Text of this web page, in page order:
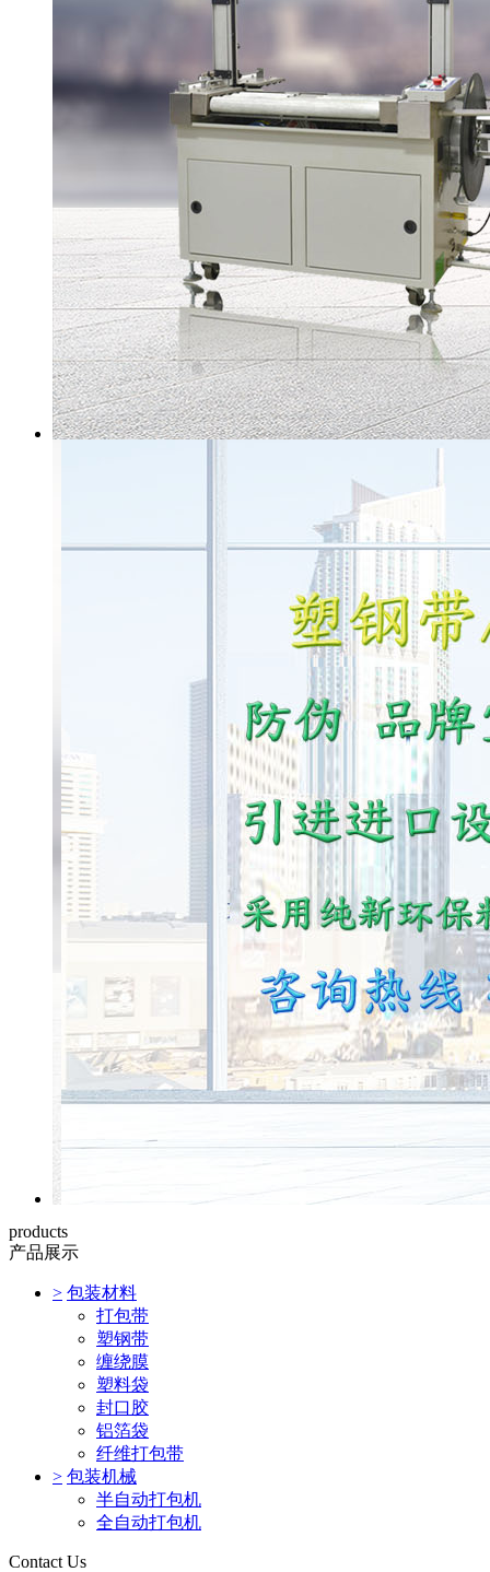
products
产品展示
> 包装材料
打包带
塑钢带
缠绕膜
塑料袋
封口胶
铝箔袋
纤维打包带
> 包装机械
半自动打包机
全自动打包机
Contact Us